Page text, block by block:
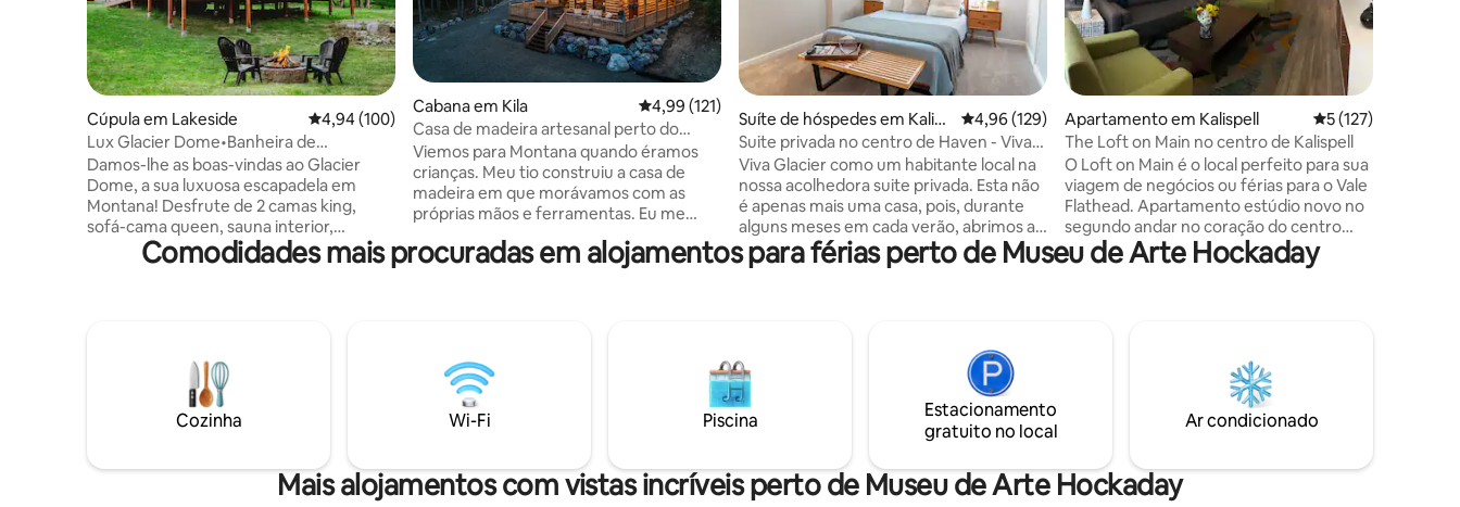
Cúpula em Lakeside Classificação média de 4,94 em 5 estrelas, 100avaliações
4,94 (100)
Lux Glacier Dome•Banheira de
hidromassagem•Sauna•Caminhada 2
FlatheadLake
Damos-lhe as boas-vindas ao Glacier
Dome, a sua luxuosa escapadela em
Montana! Desfrute de 2 camas king,
sofá-cama queen, sauna interior,
banheira de hidromassagem, fogueira,
cornhole, TV, banheira completa,
muito mais. Mantenha-se confortável
durante todo o ano com os mini-splits de
climatização. Quer esteja a beber café
no terraço a ver os veados a passear, ou
hidromassagem após uma caminhada no
Parque Nacional Glacier, a sua estadia
Cabana em Kila Classificação média de 4,99 em 5 estrelas, 121avaliações
4,99 (121)
Casa de madeira artesanal perto do
Glacier Park
Viemos para Montana quando éramos
crianças. Meu tio construiu a casa de
madeira em que morávamos com as
próprias mãos e ferramentas. Eu me
de pinheiro, textura da madeira e estilo
foi construída com minhas próprias
mãos, ferramentas e desejo de criar algo
significativo para nossa família e a sua. É a
mistura perfeita de charme rústico e
Suíte de hóspedes em Kalisp
ell
Classificação média de 4,96 em 5 estrelas, 129avaliações
4,96 (129)
Suite privada no centro de Haven - Viva
como um habitante local
Viva Glacier como um habitante local na
nossa acolhedora suite privada. Esta não
é apenas mais uma casa, pois, durante
alguns meses em cada verão, abrimos a
nossa suite pessoal de hóspedes no piso
inferior a viajantes que querem descobrir
nossa casa. Estará a apenas três
quarteirões da nossa padaria favorita, a
Ceres, a quatro quarteirões do nosso
café matinal favorito, no The Bird & Billy,
e a apenas 45 minutos dos portões do
Apartamento em Kalispell Classificação
5 (127)
The Loft on Main no centro de Kalispell
O Loft on Main é o local perfeito para sua
viagem de negócios ou férias para o Vale
Flathead. Apartamento estúdio novo no
segundo andar no coração do centro
histórico de Kalispell. Caminhe até
museus, galerias, parques, cervejarias,
tudo o que Montana tem a oferecer.
Você está a poucos minutos do
aeroporto, Glacier Park, Flathead Lake,
Whitefish Mountain Resort e Blacktail
Comodidades mais procuradas em alojamentos para férias perto de Museu de Arte Hockaday
Cozinha Wi-Fi Piscina
Estacionamento
gratuito no local
Ar condicionado
Mais alojamentos com vistas incríveis perto de Museu de Arte Hockaday